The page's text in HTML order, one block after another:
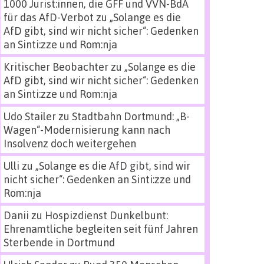
1000 Jurist:innen, die GFF und VVN-BdA
für das AfD-Verbot zu „Solange es die
AfD gibt, sind wir nicht sicher“: Gedenken
an Sinti:zze und Rom:nja
Kritischer Beobachterzu „Solange es die
AfD gibt, sind wir nicht sicher“: Gedenken
an Sinti:zze und Rom:nja
Udo Stailerzu Stadtbahn Dortmund: „B-
Wagen“-Modernisierung kann nach
Insolvenz doch weitergehen
Ulli zu „Solange es die AfD gibt, sind wir
nicht sicher“: Gedenken an Sinti:zze und
Rom:nja
Danii zu Hospizdienst Dunkelbunt:
Ehrenamtliche begleiten seit fünf Jahren
Sterbende in Dortmund